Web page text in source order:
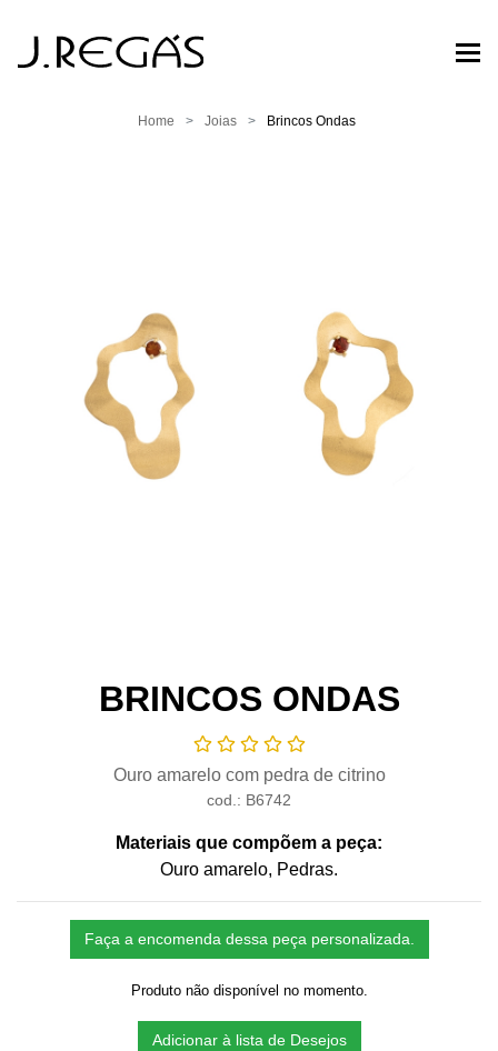
Home Joias Brincos Ondas
BRINCOS ONDAS
Ouro amarelo com pedra de citrino
cod.: B6742
Materiais que compõem a peça:
Ouro amarelo, Pedras.
Faça a encomenda dessa peça personalizada.
Produto não disponível no momento.
Adicionar à lista de Desejos